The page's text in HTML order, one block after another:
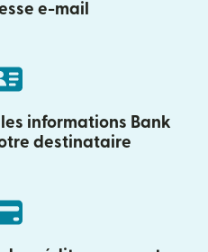
e-mail
informations Bank
destinataire